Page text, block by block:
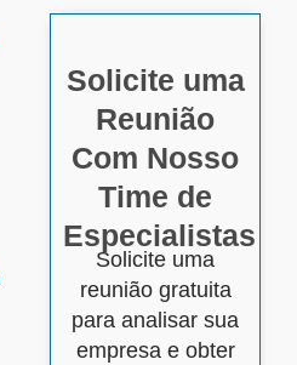
Solicite uma
Reunião
Com Nosso
Time de
Especialistas
Solicite uma
reunião gratuita
para analisar sua
empresa e obter